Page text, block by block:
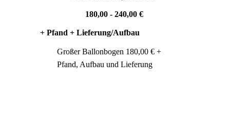
180,00 - 240,00 €
+ Pfand + Lieferung/Aufbau
Großer Ballonbogen 180,00 € +
Pfand, Aufbau und Lieferung